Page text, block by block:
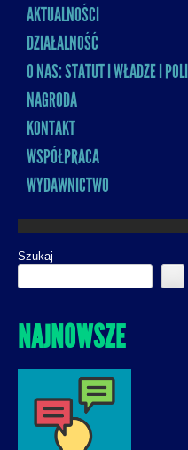
MENU
AKTUALNOŚCI
DZIAŁALNOŚĆ
O NAS: STATUT I WŁADZE I
NAGRODA
KONTAKT
WSPÓŁPRACA
WYDAWNICTWO
Szukaj
NAJNOWSZE